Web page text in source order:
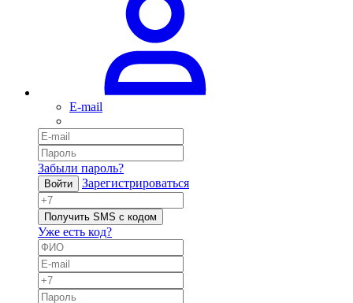
E-mail
Забыли пароль?
Войти Зарегистрироваться
Получить SMS с кодом
Уже есть код?